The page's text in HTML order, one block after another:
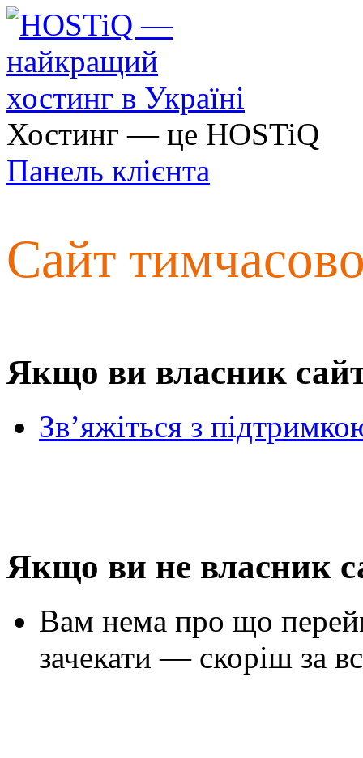
Хостинг — це HOSTiQ
Панель клієнта
Сайт
Якщо ви власник
Зв’яжіться з
Якщо ви не власник
Вам нема про що
зачекати — скоріш за